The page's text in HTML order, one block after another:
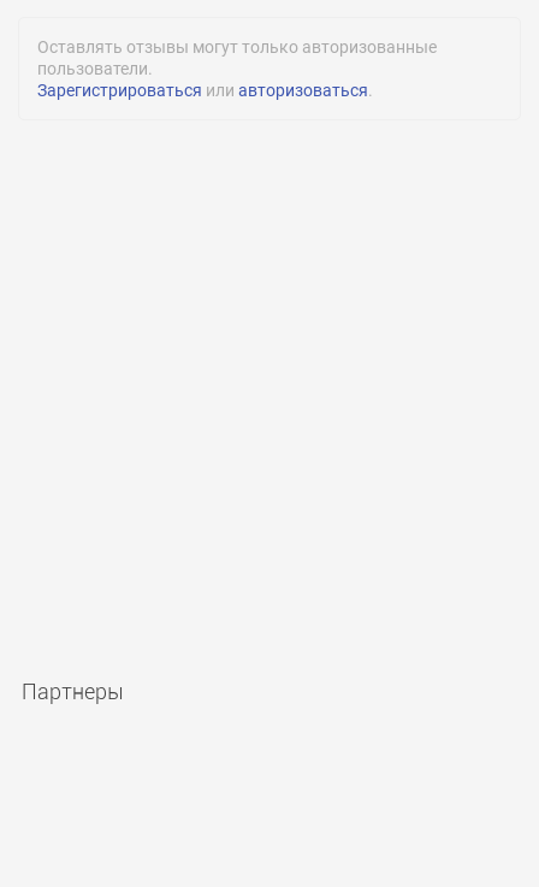
Есть
Спортивные секции:
Оставлять отзывы могут только авторизованные
пользователи.
Зарегистрироваться или авторизоваться.
Партнеры